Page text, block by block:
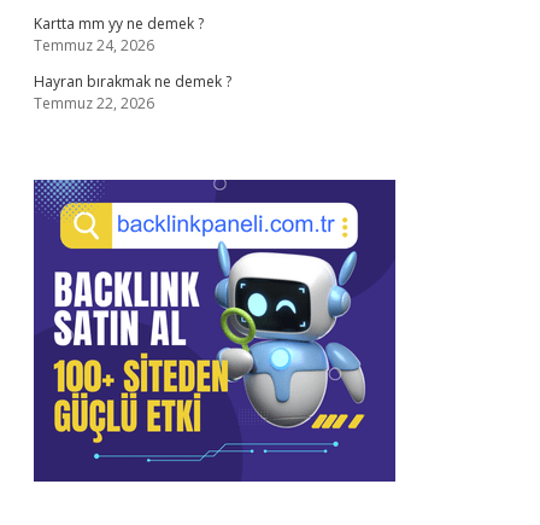
Kartta mm yy ne demek ?
Temmuz 24, 2026
Hayran bırakmak ne demek ?
Temmuz 22, 2026